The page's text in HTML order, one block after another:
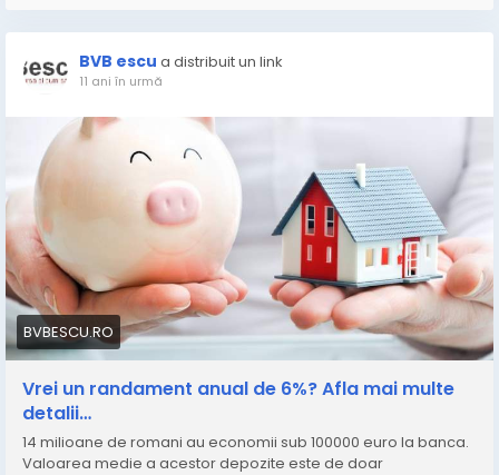
BVB escu a distribuit un link
11 ani în urmă
BVBESCU.RO
Vrei un randament anual de 6%? Afla mai multe
detalii…
14 milioane de romani au economii sub 100000 euro la banca.
Valoarea medie a acestor depozite este de doar